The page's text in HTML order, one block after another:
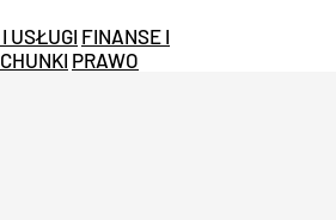
USŁUGI FINANSE I
PRAWO